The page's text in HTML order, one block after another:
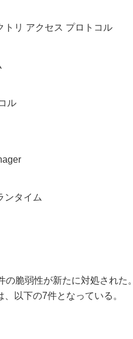
トリ アクセス プロトコル
ル
ンタイム
脆弱性が新たに対処された。
以下の7件となっている。